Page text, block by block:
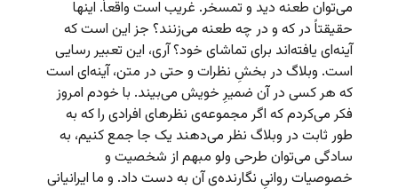
می‌توان طعنه‌ دید و تمسخر. غریب است واقعاً. اینها
حقیقتاً در که و در چه طعنه می‌زنند؟ جز این است که
آینه‌ای یافته‌اند برای تماشای خود؟ آری، این تعبیر رسایی
است. وبلاگ در بخشِ نظرات و حتی در متن، آینه‌ای است
که هر کسی در آن ضمیرِ خویش می‌بیند. با خودم امروز
فکر می‌کردم که اگر مجموعه‌ی نظرهای افرادی را که به
طور ثابت در وبلاگ نظر می‌دهند یک جا جمع کنیم، به
سادگی می‌توان طرحی ولو مبهم از شخصیت و
خصوصیات روانیِ نگارنده‌ی آن به دست داد. و ما ایرانیانی